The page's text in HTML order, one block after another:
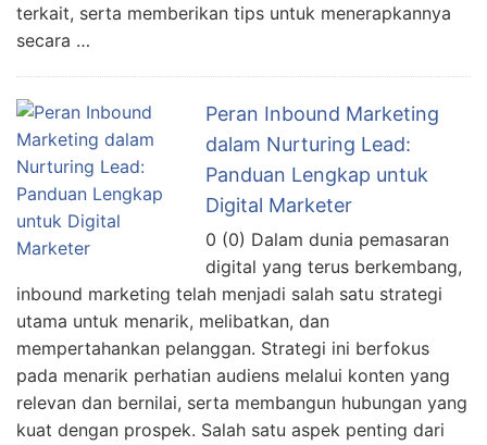
terkait, serta memberikan tips untuk menerapkannya
secara …
Peran Inbound Marketing
dalam Nurturing Lead:
Panduan Lengkap untuk
Digital Marketer
0 (0) Dalam dunia pemasaran
digital yang terus berkembang,
inbound marketing telah menjadi salah satu strategi
utama untuk menarik, melibatkan, dan
mempertahankan pelanggan. Strategi ini berfokus
pada menarik perhatian audiens melalui konten yang
relevan dan bernilai, serta membangun hubungan yang
kuat dengan prospek. Salah satu aspek penting dari